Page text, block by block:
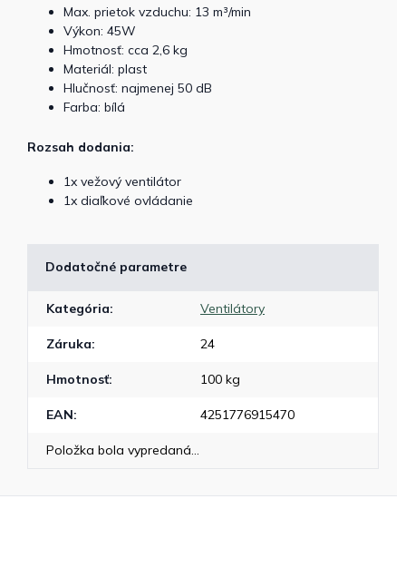
Max. prietok vzduchu: 13 m³/min
Výkon: 45W
Hmotnosť: cca 2,6 kg
Materiál: plast
Hlučnosť: najmenej 50 dB
Farba: bílá
Rozsah dodania:
1x vežový ventilátor
1x diaľkové ovládanie
Dodatočné parametre
Kategória: Ventilátory
Záruka: 24
Hmotnosť: 100 kg
EAN: 4251776915470
Položka bola vypredaná…